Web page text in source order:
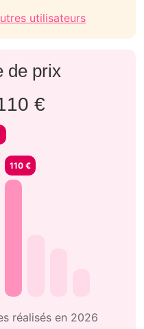
utilisateurs
de prix
€
110 €
réalisés en 2026